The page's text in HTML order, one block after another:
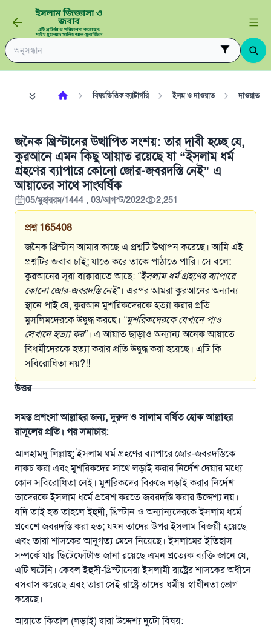
বিষয়ভিত্তিক ক্যাটাগরি ইলম ও দাওয়াত দাওয়াত
জনৈক খ্রিস্টানের উত্থাপিত সংশয়: তার দাবী হচ্ছে যে,
কুরআনে এমন কিছু আয়াত রয়েছে যা “ইসলাম ধর্ম
গ্রহণের ব্যাপারে কোনো জোর-জবরদস্তি নেই” এ
আয়াতের সাথে সাংঘর্ষিক
05/মুহাররম/1444 , 03/আগস্ট/2022 2,251
প্রশ্ন 165408
জনৈক খ্রিস্টান আমার কাছে এ প্রশ্নটি উত্থাপন করেছে। আমি এই
প্রশ্নটির জবাব চাই; যাতে করে তাকে পাঠাতে পারি। সে বলে:
কুরআনের সূরা বাক্বারাতে আছে: “ইসলাম ধর্ম গ্রহণের ব্যাপারে
কোনো জোর-জবরদস্তি নেই”। এরপর আমরা কুরআনের অন্যান্য
স্থানে পাই যে, কুরআন মুশরিকদেরকে হত্যা করার প্রতি
মুসলিমদেরকে উদ্বুদ্ধ করছে। “মুশরিকদেরকে যেখানে পাও
সেখানে হত্যা কর”। এ আয়াত ছাড়াও অন্যান্য অনেক আয়াতে
বিধর্মীদেরকে হত্যা করার প্রতি উদ্বুদ্ধ করা হয়েছে। এটি কি
সবিরোধিতা নয়?!!
উত্তর
সমস্ত প্রশংসা আল্লাহর জন্য, দুরুদ ও সালাম বর্ষিত হোক আল্লাহর
রাসূলের প্রতি। পর সমাচার:
আলহামদু লিল্লাহ্‌; ইসলাম ধর্ম গ্রহণের ব্যাপারে জোর-জবরদস্তিকে
নাকচ করা এবং মুশরিকদের সাথে লড়াই করার নির্দেশ দেয়ার মধ্যে
কোন সবিরোধিতা নেই। মুশরিকদের বিরুদ্ধে লড়াই করার নির্দেশ
তাদেরকে ইসলাম ধর্মে প্রবেশ করতে জবরদস্তি করার উদ্দেশ্য নয়।
যদি তাই হত তাহলে ইহুদী, খ্রিস্টান ও অন্যান্যদেরকে ইসলাম ধর্মে
প্রবেশে জবরদস্তি করা হত; যখন তাদের উপর ইসলাম বিজয়ী হয়েছে
এবং তারা শাসকের আনুগত্য মেনে নিয়েছে। ইসলামের ইতিহাস
সম্পর্কে যার ছিটেফোঁটাও জানা রয়েছে এমন প্রত্যেক ব্যক্তি জানে যে,
এটি ঘটেনি। কেবল ইহুদী-খ্রিস্টানেরা ইসলামী রাষ্ট্রের শাসকের অধীনে
বসবাস করেছে এবং তারা সেই রাষ্ট্রে তাদের ধর্মীয় স্বাধীনতা ভোগ
করেছে।
আয়াতে কিতাল (লড়াই) দ্বারা উদ্দেশ্য দুটো বিষয়: